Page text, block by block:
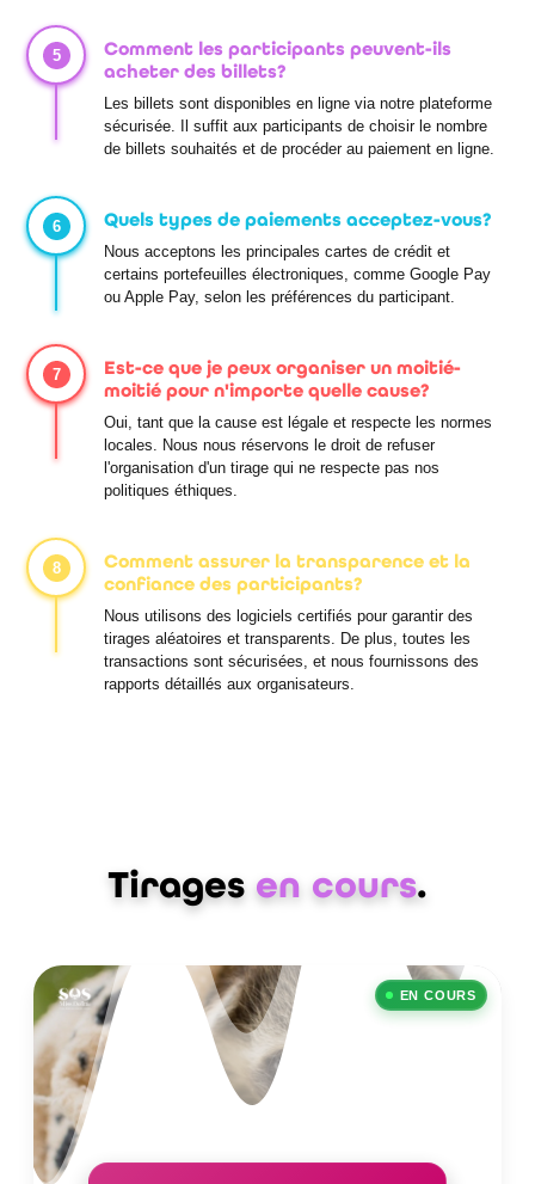
5
Comment les participants peuvent-ils
acheter des billets?
Les billets sont disponibles en ligne via notre plateforme
sécurisée. Il suffit aux participants de choisir le nombre
de billets souhaités et de procéder au paiement en ligne.
6 Quels types de paiements acceptez-vous?
Nous acceptons les principales cartes de crédit et
certains portefeuilles électroniques, comme Google Pay
ou Apple Pay, selon les préférences du participant.
7
Est-ce que je peux organiser un moitié-
moitié pour n'importe quelle cause?
Oui, tant que la cause est légale et respecte les normes
locales. Nous nous réservons le droit de refuser
l'organisation d'un tirage qui ne respecte pas nos
politiques éthiques.
8
Comment assurer la transparence et la
confiance des participants?
Nous utilisons des logiciels certifiés pour garantir des
tirages aléatoires et transparents. De plus, toutes les
transactions sont sécurisées, et nous fournissons des
rapports détaillés aux organisateurs.
Tirages en cours.
EN COURS